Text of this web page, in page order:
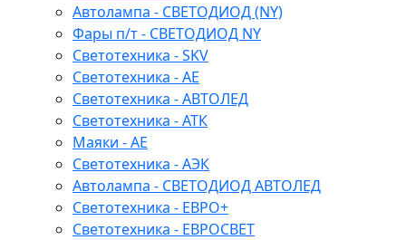
Автолампа - СВЕТОДИОД (NY)
Фары п/т - СВЕТОДИОД NY
Светотехника - SKV
Светотехника - АЕ
Светотехника - АВТОЛЕД
Светотехника - АТК
Маяки - АЕ
Светотехника - АЭК
Автолампа - СВЕТОДИОД АВТОЛЕД
Светотехника - ЕВРО+
Светотехника - ЕВРОСВЕТ